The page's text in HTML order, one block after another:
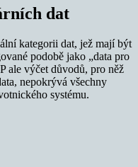
dat
kategorii dat, jež mají být
podobě jako „data pro
ale výčet důvodů, pro něž
nepokrývá všechny
systému.